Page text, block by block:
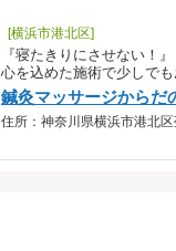
[横浜市港北区]
『寝たきりにさせない！』
心を込めた施術で少しで
鍼灸マッサージからだ
住所：神奈川県横浜市港北